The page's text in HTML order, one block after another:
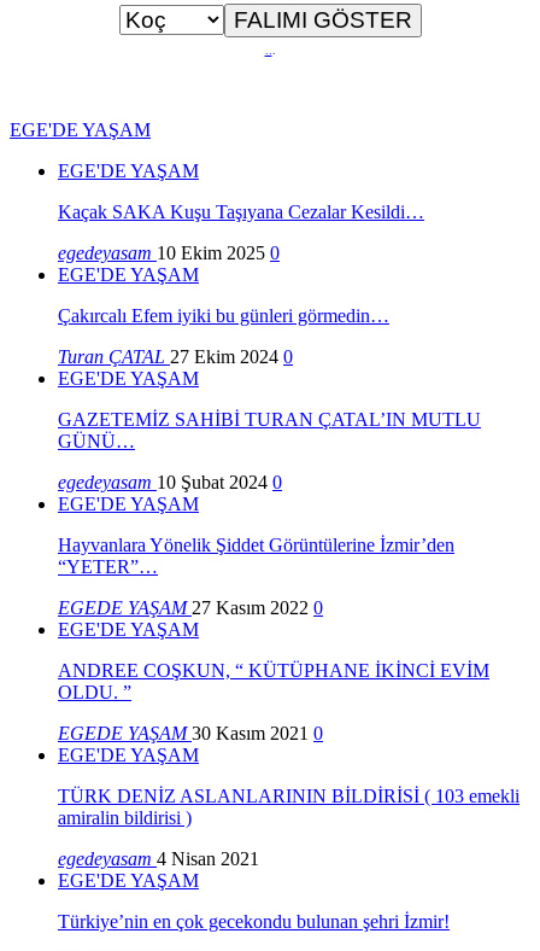
...
EGE'DE YAŞAM
EGE'DE YAŞAM
Kaçak SAKA Kuşu Taşıyana Cezalar Kesildi…
egedeyasam 10 Ekim 2025 0
EGE'DE YAŞAM
Çakırcalı Efem iyiki bu günleri görmedin…
Turan ÇATAL 27 Ekim 2024 0
EGE'DE YAŞAM
GAZETEMİZ SAHİBİ TURAN ÇATAL’IN MUTLU
GÜNÜ…
egedeyasam 10 Şubat 2024 0
EGE'DE YAŞAM
Hayvanlara Yönelik Şiddet Görüntülerine İzmir’den
“YETER”…
EGEDE YAŞAM 27 Kasım 2022 0
EGE'DE YAŞAM
ANDREE COŞKUN, “ KÜTÜPHANE İKİNCİ EVİM
OLDU. ”
EGEDE YAŞAM30 Kasım 2021 0
EGE'DE YAŞAM
TÜRK DENİZ ASLANLARININ BİLDİRİSİ ( 103 emekli
amiralin bildirisi )
egedeyasam 4 Nisan 2021
EGE'DE YAŞAM
Türkiye’nin en çok gecekondu bulunan şehri İzmir!